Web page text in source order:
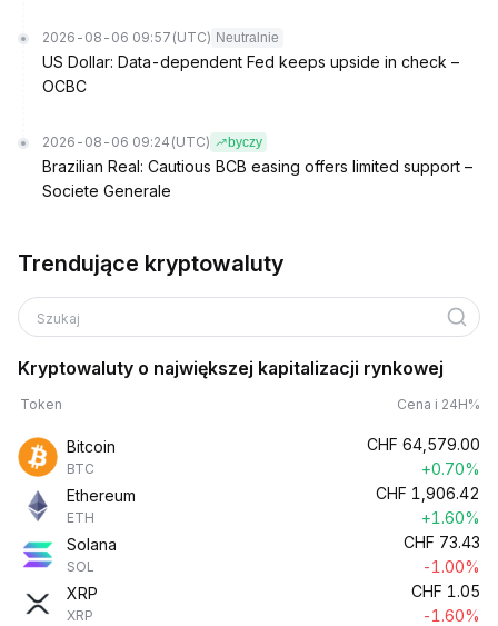
2026-08-06 09:57 (UTC) Neutralnie
US Dollar: Data-dependent Fed keeps upside in check –
OCBC
2026-08-06 09:24 (UTC) byczy
Brazilian Real: Cautious BCB easing offers limited support –
Societe Generale
Trendujące kryptowaluty
Szukaj
Kryptowaluty o największej kapitalizacji rynkowej
Token Cena i 24H%
Bitcoin
BTC
CHF 64,579.00
+0.70%
Ethereum
ETH
CHF 1,906.42
+1.60%
Solana
SOL
CHF 73.43
-1.00%
XRP
XRP
CHF 1.05
-1.60%